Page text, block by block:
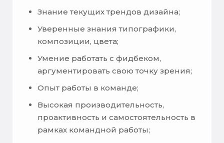
Знание текущих трендов дизайна;
Уверенные знания типографики,
композиции, цвета;
Умение работать с фидбеком,
аргументировать свою точку зрения;
Опыт работы в команде;
Высокая производительность,
проактивность и самостоятельность в
рамках командной работы;